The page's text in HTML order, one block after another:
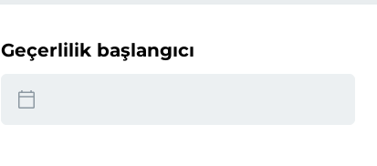
Geçerlilik başlangıcı